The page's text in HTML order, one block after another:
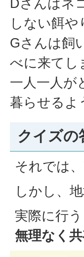
Dさんはネ
しない餌や
Gさんは飼
べに来てし
一人一人が
暮らせるよ
クイズの
それでは
しかし、
実際に行
無理なく